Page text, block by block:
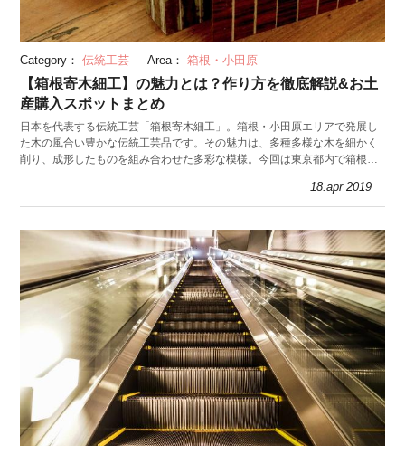
Category： 伝統工芸 Area： 箱根・小田原
【箱根寄木細工】の魅力とは？作り方を徹底解説&お土
産購入スポットまとめ
日本を代表する伝統工芸「箱根寄木細工」。箱根・小田原エリアで発展し
た木の風合い豊かな伝統工芸品です。その魅力は、多種多様な木を細かく
削り、成形したものを組み合わせた多彩な模様。今回は東京都内で箱根寄
18.apr 2019